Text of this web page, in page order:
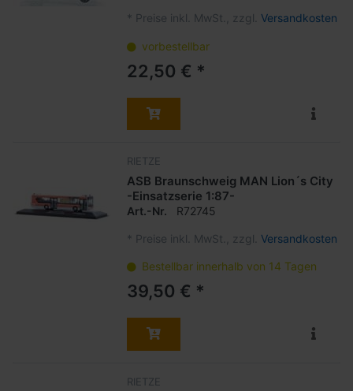
* Preise inkl. MwSt., zzgl. Versandkosten
vorbestellbar
22,50 € *
RIETZE
ASB Braunschweig MAN Lion´s City
-Einsatzserie 1:87-
Art.-Nr. R72745
* Preise inkl. MwSt., zzgl. Versandkosten
Bestellbar innerhalb von 14 Tagen
39,50 € *
RIETZE